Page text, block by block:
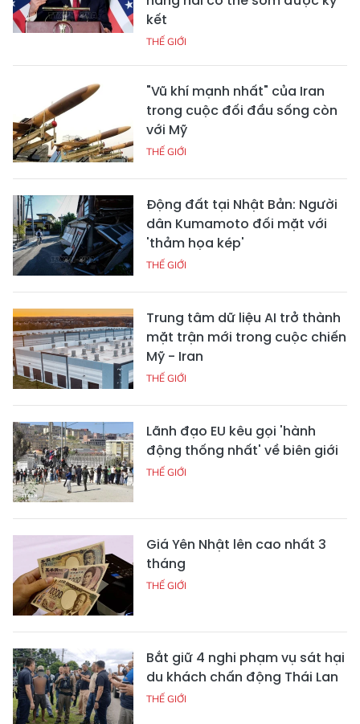
kết
THẾ GIỚI
"Vũ khí mạnh nhất" của Iran
trong cuộc đối đầu sống còn
với Mỹ
THẾ GIỚI
Động đất tại Nhật Bản: Người
dân Kumamoto đối mặt với
'thảm họa kép'
THẾ GIỚI
Trung tâm dữ liệu AI trở thành
mặt trận mới trong cuộc chiến
Mỹ - Iran
THẾ GIỚI
Lãnh đạo EU kêu gọi 'hành
động thống nhất' về biên giới
THẾ GIỚI
Giá Yên Nhật lên cao nhất 3
tháng
THẾ GIỚI
Bắt giữ 4 nghi phạm vụ sát hại
du khách chấn động Thái Lan
THẾ GIỚI